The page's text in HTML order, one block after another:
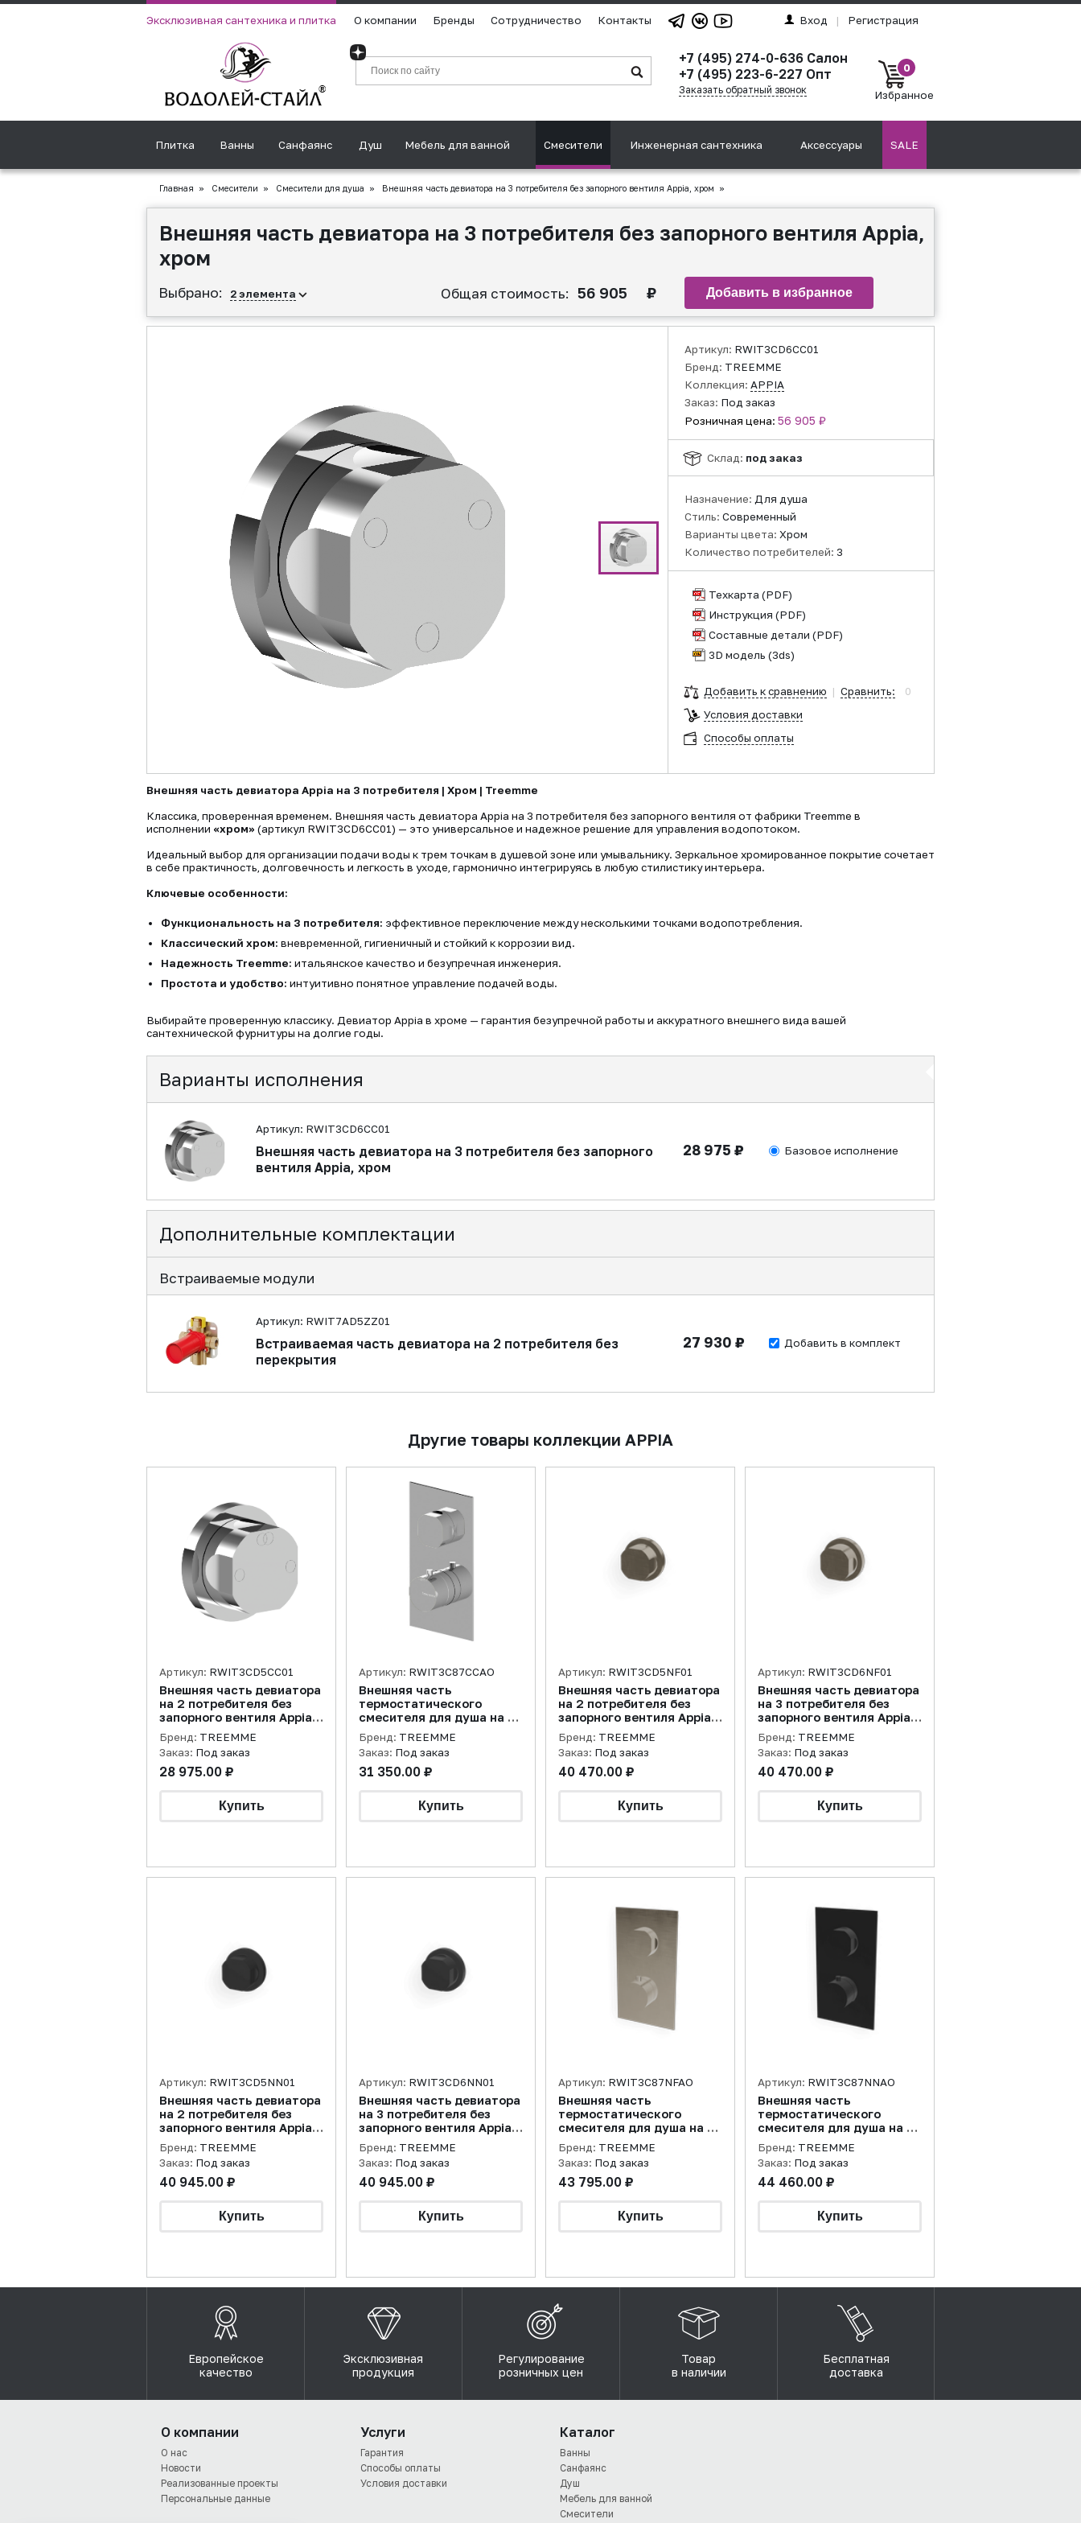
Эксклюзивная сантехника и плитка О компании Бренды Сотрудничество Контакты Вход | Регистрация
+7 (495) 274-0-636 Салон
+7 (495) 223-6-227 Опт
Заказать обратный звонок
0
Избранное
Плитка Ванны Санфаянс Душ Мебель для ванной Смесители Инженерная сантехника Аксессуары SALE
Главная » Смесители » Смесители для душа » Внешняя часть девиатора на 3 потребителя без запорного вентиля Appia, хром »
Внешняя часть девиатора на 3 потребителя без запорного вентиля Appia,
хром
Выбрано: 2элемента Общая стоимость: 56 905 ₽
Артикул: RWIT3CD6CC01
Бренд: TREEMME
Коллекция: APPIA
Заказ: Под заказ
Розничная цена: 56 905 ₽
Склад: под заказ
Назначение: Для душа
Стиль: Современный
Варианты цвета: Хром
Количество потребителей: 3
Техкарта (PDF)
Инструкция (PDF)
Составные детали (PDF)
3D модель (3ds)
Добавить к сравнению | Сравнить:
0
Условия доставки
Способы оплаты
Внешняя часть девиатора Appia на 3 потребителя | Хром | Treemme
Классика, проверенная временем. Внешняя часть девиатора Appia на 3 потребителя без запорного вентиля от фабрики Treemme в
исполнении «хром» (артикул RWIT3CD6CC01) — это универсальное и надежное решение для управления водопотоком.
Идеальный выбор для организации подачи воды к трем точкам в душевой зоне или умывальнику. Зеркальное хромированное покрытие сочетает
в себе практичность, долговечность и легкость в уходе, гармонично интегрируясь в любую стилистику интерьера.
Ключевые особенности:
Функциональность на 3 потребителя: эффективное переключение между несколькими точками водопотребления.
Классический хром: вневременной, гигиеничный и стойкий к коррозии вид.
Надежность Treemme: итальянское качество и безупречная инженерия.
Простота и удобство: интуитивно понятное управление подачей воды.
Выбирайте проверенную классику. Девиатор Appia в хроме — гарантия безупречной работы и аккуратного внешнего вида вашей
сантехнической фурнитуры на долгие годы.
Варианты исполнения
Артикул: RWIT3CD6CC01
Внешняя часть девиатора на 3 потребителя без запорного
вентиля Appia, хром
28 975 ₽ Базовое исполнение
Дополнительные комплектации
Встраиваемые модули
Артикул: RWIT7AD5ZZ01
Встраиваемая часть девиатора на 2 потребителя без
перекрытия
27 930 ₽ Добавить в комплект
Другие товары коллекции APPIA
Артикул: RWIT3CD5CC01
Внешняя часть девиатора
на 2 потребителя без
запорного вентиля Appia,
хром
Бренд: TREEMME
Заказ: Под заказ
28 975.00 ₽
Артикул: RWIT3C87CCAO
Внешняя часть
термостатического
смесителя для душа на 1
потребителя Appia, хром
Бренд: TREEMME
Заказ: Под заказ
31 350.00 ₽
Артикул: RWIT3CD5NF01
Внешняя часть девиатора
на 2 потребителя без
запорного вентиля Appia,
никель брашированный
Бренд: TREEMME
Заказ: Под заказ
40 470.00 ₽
Артикул: RWIT3CD6NF01
Внешняя часть девиатора
на 3 потребителя без
запорного вентиля Appia,
никель брашированный
Бренд: TREEMME
Заказ: Под заказ
40 470.00 ₽
Артикул: RWIT3CD5NN01
Внешняя часть девиатора
на 2 потребителя без
запорного вентиля Appia,
черный матовый
Бренд: TREEMME
Заказ: Под заказ
40 945.00 ₽
Артикул: RWIT3CD6NN01
Внешняя часть девиатора
на 3 потребителя без
запорного вентиля Appia,
черный матовый
Бренд: TREEMME
Заказ: Под заказ
40 945.00 ₽
Артикул: RWIT3C87NFAO
Внешняя часть
термостатического
смесителя для душа на 1
потребителя Appia,
никель брашированный
Бренд: TREEMME
Заказ: Под заказ
43 795.00 ₽
Артикул: RWIT3C87NNAO
Внешняя часть
термостатического
смесителя для душа на 1
потребителя Appia,
черный матовый
Бренд: TREEMME
Заказ: Под заказ
44 460.00 ₽
Европейское
качество
Эксклюзивная
продукция
Регулирование
розничных цен
Товар
в наличии
Бесплатная
доставка
О компании
О нас
Новости
Реализованные проекты
Персональные данные
Услуги
Гарантия
Способы оплаты
Условия доставки
Каталог
Ванны
Санфаянс
Душ
Мебель для ванной
Смесители